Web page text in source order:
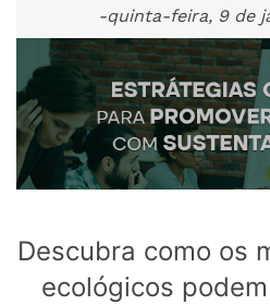
-quinta-feira, 9 de
Descubra como os
ecológicos